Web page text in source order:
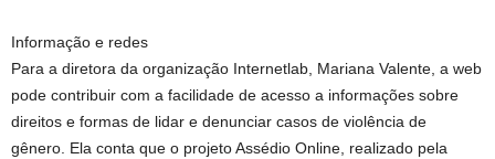
Informação e redes
Para a diretora da organização Internetlab, Mariana Valente, a web
pode contribuir com a facilidade de acesso a informações sobre
direitos e formas de lidar e denunciar casos de violência de
gênero. Ela conta que o projeto Assédio Online, realizado pela